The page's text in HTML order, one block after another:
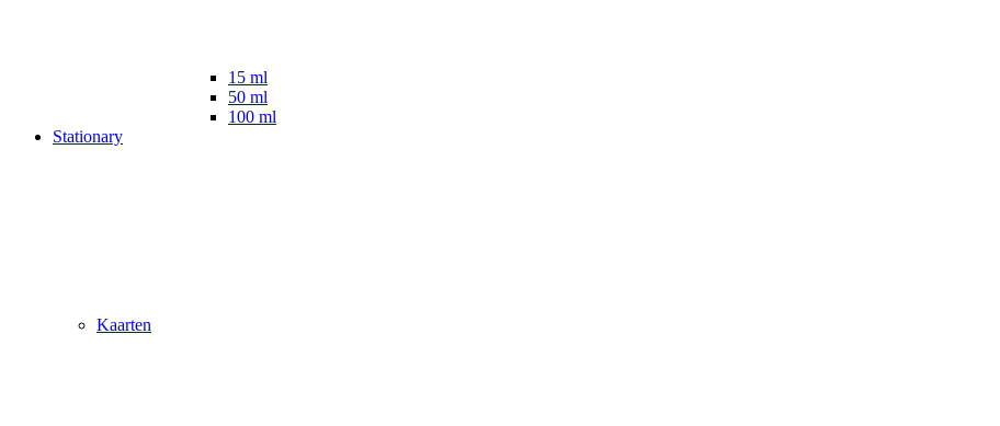
15 ml
50 ml
100 ml
Stationary
Kaarten